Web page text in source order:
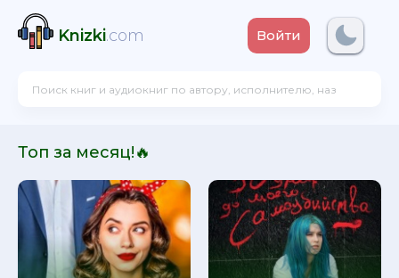
Knizki.com Войти
Топ за месяц!🔥